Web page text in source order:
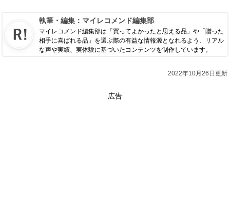
執筆・編集： マイレコメンド編集部
マイレコメンド編集部は「買ってよかったと思える品」や「贈った
相手に喜ばれる品」を選ぶ際の有益な情報源となれるよう、リアル
な声や実績、実体験に基づいたコンテンツを制作しています。
2022年10月26日更新
広告